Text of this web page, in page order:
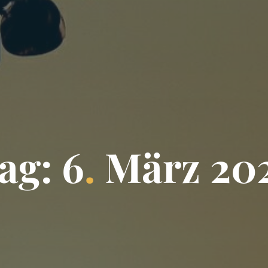
g: 6. März 20